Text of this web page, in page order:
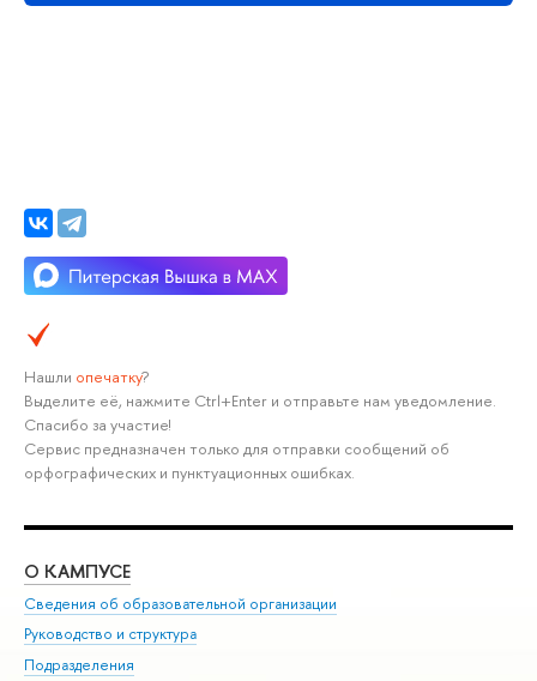
Нашли опечатку?
Выделите её, нажмите Ctrl+Enter и отправьте нам уведомление.
Спасибо за участие!
Сервис предназначен только для отправки сообщений об
орфографических и пунктуационных ошибках.
О КАМПУСЕ
Сведения об образовательной организации
Руководство и структура
Подразделения